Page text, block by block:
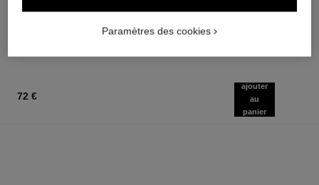
13 teintes disponibles
(19090,91€/Kg)
AJOUTER AU PANIER
AJOUTER AU PANIER
72 €
ajouter
au
panier
Paramètres des cookies